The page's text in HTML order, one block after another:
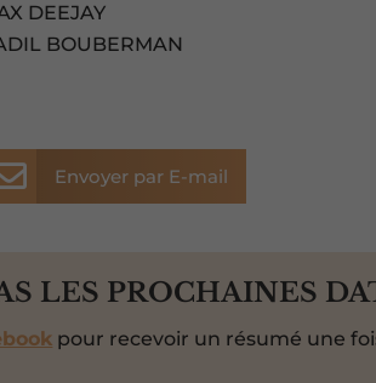
DEEJAY
BOUBERMAN
Envoyer par E-mail
LES PROCHAINES
pour recevoir un résumé une